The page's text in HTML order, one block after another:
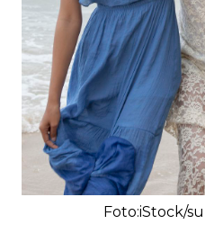
Foto:iStock/